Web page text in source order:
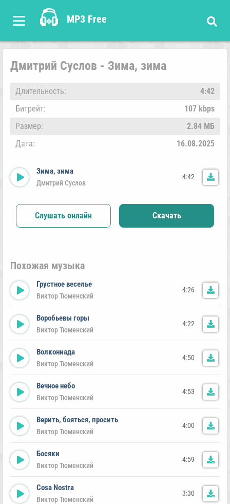
MP3 Free
Дмитрий Суслов - Зима, зима
Длительность:
4:42
Битрейт:
107 kbps
Размер:
2.84 МБ
Дата:
16.08.2025
Зима, зима
Дмитрий Суслов
4:42
Слушать онлайн Скачать
Похожая музыка
Грустное веселье
Виктор Тюменский
4:26
Воробьевы горы
Виктор Тюменский
4:22
Волкониада
Виктор Тюменский
4:50
Вечное небо
Виктор Тюменский
4:53
Верить, бояться, просить
Виктор Тюменский
4:00
Босяки
Виктор Тюменский
4:59
Cosa Nostra
Виктор Тюменский
3:30